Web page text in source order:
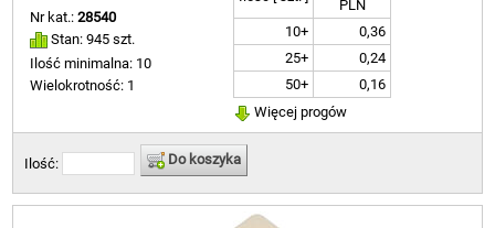
Nr kat.:28540
Stan: 945 szt.
Ilość minimalna: 10
Wielokrotność: 1
PLN
10+
0,36
25+
0,24
50+
0,16
Więcej progów
Ilość: Do koszyka